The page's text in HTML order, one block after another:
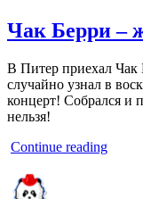
Чак Берри –
В Питер приехал
случайно узнал в
концерт! Собрался и
нельзя!
Continue reading“Чак